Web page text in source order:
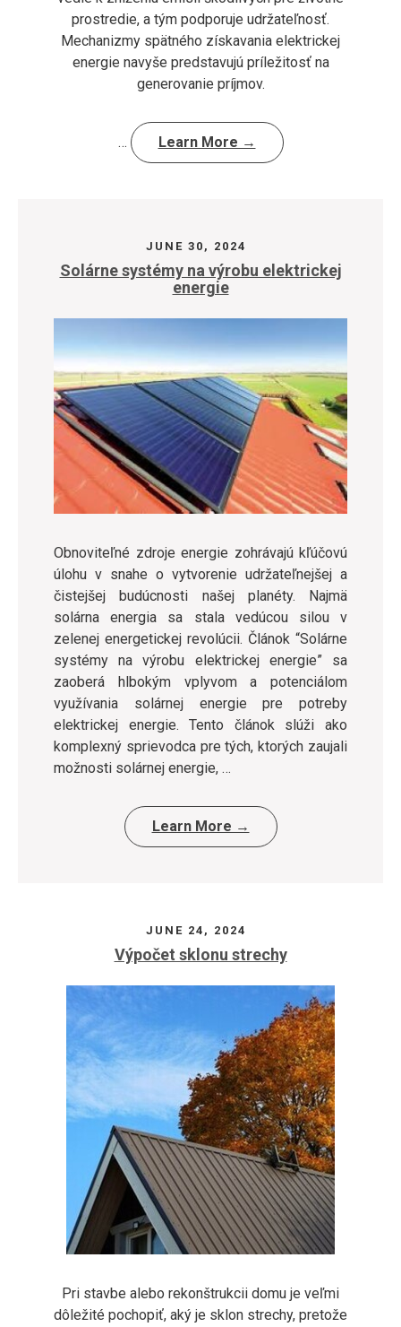
prostredie, a tým podporuje udržateľnosť.
Mechanizmy spätného získavania elektrickej
energie navyše predstavujú príležitosť na
generovanie príjmov.
… Learn More →
JUNE 30, 2024
Solárne systémy na výrobu elektrickej
energie
Obnoviteľné zdroje energie zohrávajú kľúčovú
úlohu v snahe o vytvorenie udržateľnejšej a
čistejšej budúcnosti našej planéty. Najmä
solárna energia sa stala vedúcou silou v
zelenej energetickej revolúcii. Článok “Solárne
systémy na výrobu elektrickej energie” sa
zaoberá hlbokým vplyvom a potenciálom
využívania solárnej energie pre potreby
elektrickej energie. Tento článok slúži ako
komplexný sprievodca pre tých, ktorých zaujali
možnosti solárnej energie, …
Learn More →
JUNE 24, 2024
Výpočet sklonu strechy
Pri stavbe alebo rekonštrukcii domu je veľmi
dôležité pochopiť, aký je sklon strechy, pretože